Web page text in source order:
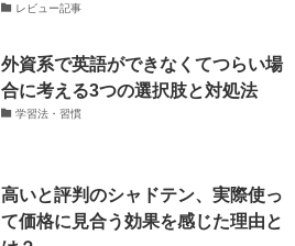
レビュー記事
外資系で英語ができなくてつらい場
合に考える3つの選択肢と対処法
学習法・習慣
高いと評判のシャドテン、実際使っ
て価格に見合う効果を感じた理由と